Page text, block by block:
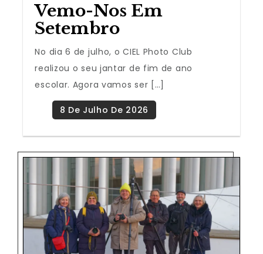
Vemo-Nos Em
Setembro
No dia 6 de julho, o CIEL Photo Club
realizou o seu jantar de fim de ano
escolar. Agora vamos ser […]